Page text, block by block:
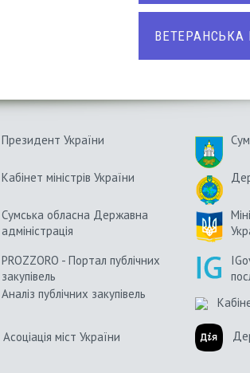
ВЕТЕРАНСЬКА
Президент України
Кабінет міністрів України
Сумська обласна Державна
адміністрація
PROZZORO - Портал публічних
закупівель
Аналіз публічних закупівель
Асоціація міст України